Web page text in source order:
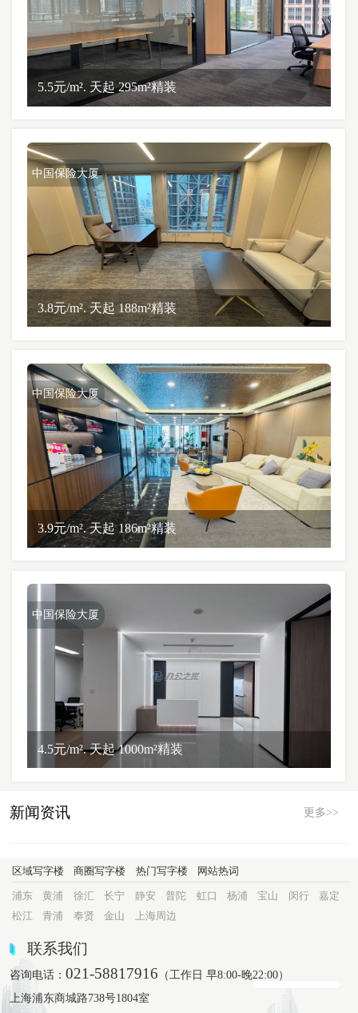
5.5元/m². 天起 295m²精装
中国保险大厦
3.8元/m². 天起 188m²精装
中国保险大厦
3.9元/m². 天起 186m²精装
中国保险大厦
4.5元/m². 天起 1000m²精装
新闻资讯 更多>>
区域写字楼 商圈写字楼 热门写字楼 网站热词
浦东 黄浦 徐汇 长宁 静安 普陀 虹口 杨浦 宝山 闵行
嘉定
松江
青浦 奉贤 金山 上海周边
联系我们
咨询电话：021-58817916 （工作日 早8:00-晚22:00）
上海浦东商城路738号1804室